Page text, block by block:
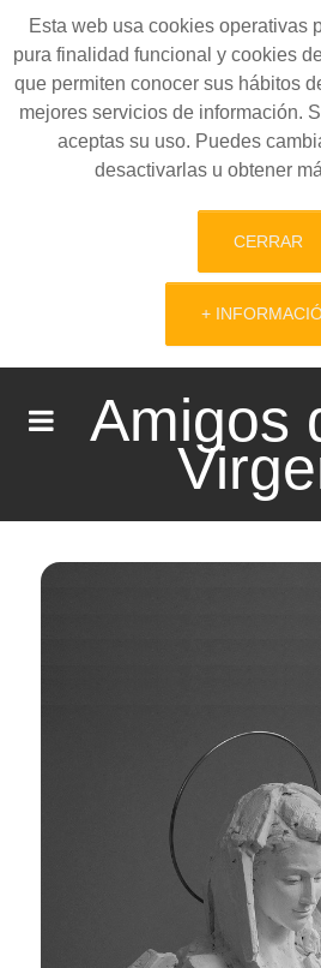
Esta web usa cookies operativas
pura finalidad funcional y cookies
que permiten conocer sus hábitos
mejores servicios de información.
aceptas su uso. Puedes
desactivarlas u obtener
CERRAR
+
Amigos